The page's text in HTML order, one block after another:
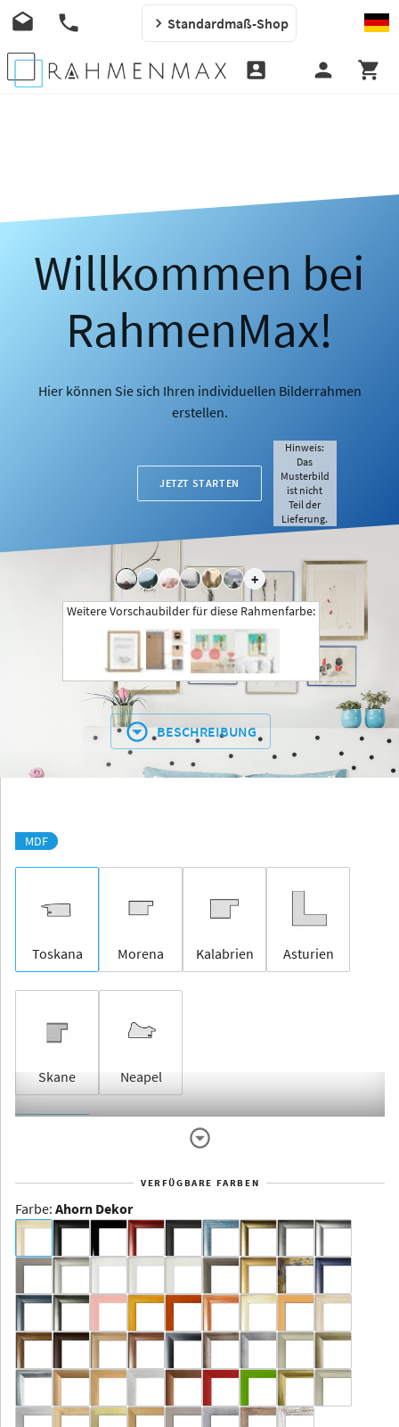
Standardmaß-Shop
Willkommen bei
RahmenMax!
Hier können Sie sich Ihren individuellen Bilderrahmen
erstellen.
JETZT STARTEN
+
Hinweis:
Das
Musterbild
ist nicht
Teil der
Lieferung.
Weitere Vorschaubilder für diese Rahmenfarbe:
BESCHREIBUNG
MDF
Toskana Morena Kalabrien Asturien
Skane Neapel
Dakota -
Rahmenloser
Aluminium
VERFÜGBARE FARBEN
Farbe: Ahorn Dekor